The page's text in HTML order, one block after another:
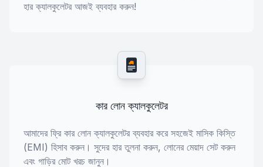
হার ক্যালকুলেটর আজই ব্যবহার করুন!
কার লোন ক্যালকুলেটর
আমাদের ফ্রি কার লোন ক্যালকুলেটর ব্যবহার করে সহজেই মাসিক কিস্তি
(EMI) হিসাব করুন। সুদের হার তুলনা করুন, লোনের মেয়াদ সেট করুন
এবং গাড়ির মোট খরচ জানুন।